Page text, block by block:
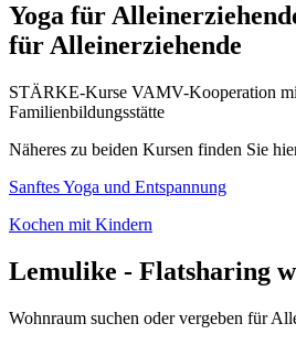
Yoga für
für Alleinerziehende
STÄRKE-Kurse VAMV-Kooperation
Familienbildungsstätte
Näheres zu beiden Kursen finden Sie
Sanftes Yoga und Entspannung
Kochen mit Kindern
Lemulike - Flatsharing
Wohnraum suchen oder vergeben für